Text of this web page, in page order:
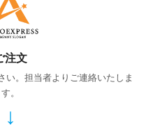
注文
い。担当者よりご連絡いたしま
す。